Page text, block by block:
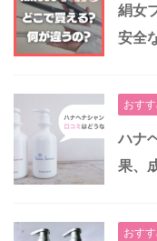
絹女
安全
おす
ハナ
果、
おす